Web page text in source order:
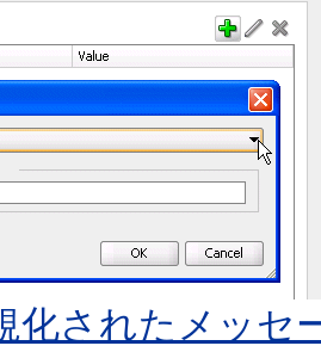
化されたメッ